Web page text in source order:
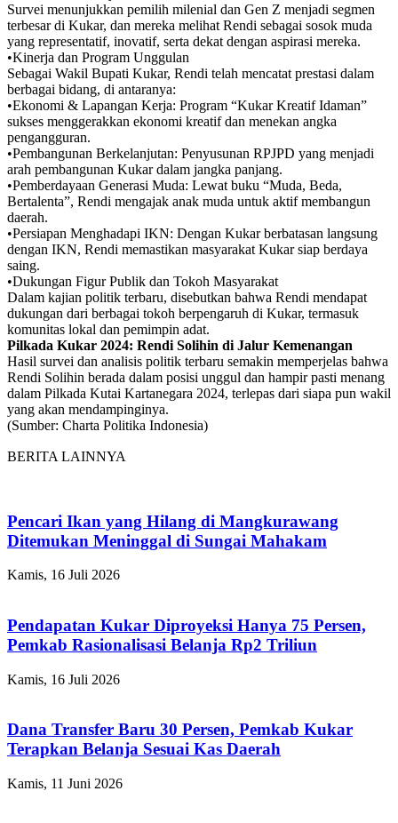
Survei menunjukkan pemilih milenial dan Gen Z menjadi segmen
terbesar di Kukar, dan mereka melihat Rendi sebagai sosok muda
yang representatif, inovatif, serta dekat dengan aspirasi mereka.
•Kinerja dan Program Unggulan
Sebagai Wakil Bupati Kukar, Rendi telah mencatat prestasi dalam
berbagai bidang, di antaranya:
•Ekonomi & Lapangan Kerja: Program “Kukar Kreatif Idaman”
sukses menggerakkan ekonomi kreatif dan menekan angka
pengangguran.
•Pembangunan Berkelanjutan: Penyusunan RPJPD yang menjadi
arah pembangunan Kukar dalam jangka panjang.
•Pemberdayaan Generasi Muda: Lewat buku “Muda, Beda,
Bertalenta”, Rendi mengajak anak muda untuk aktif membangun
daerah.
•Persiapan Menghadapi IKN: Dengan Kukar berbatasan langsung
dengan IKN, Rendi memastikan masyarakat Kukar siap berdaya
saing.
•Dukungan Figur Publik dan Tokoh Masyarakat
Dalam kajian politik terbaru, disebutkan bahwa Rendi mendapat
dukungan dari berbagai tokoh berpengaruh di Kukar, termasuk
komunitas lokal dan pemimpin adat.
Pilkada Kukar 2024: Rendi Solihin di Jalur Kemenangan
Hasil survei dan analisis politik terbaru semakin memperjelas bahwa
Rendi Solihin berada dalam posisi unggul dan hampir pasti menang
dalam Pilkada Kutai Kartanegara 2024, terlepas dari siapa pun wakil
yang akan mendampinginya.
(Sumber: Charta Politika Indonesia)
BERITA LAINNYA
Pencari Ikan yang Hilang di Mangkurawang
Ditemukan Meninggal di Sungai Mahakam
Kamis, 16 Juli 2026
Pendapatan Kukar Diproyeksi Hanya 75 Persen,
Pemkab Rasionalisasi Belanja Rp2 Triliun
Kamis, 16 Juli 2026
Dana Transfer Baru 30 Persen, Pemkab Kukar
Terapkan Belanja Sesuai Kas Daerah
Kamis, 11 Juni 2026